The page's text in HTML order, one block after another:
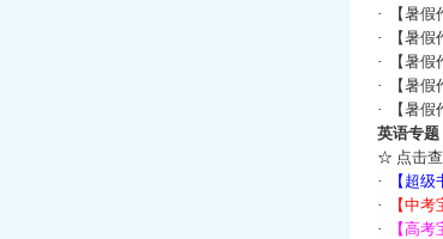
·
【暑
·
【暑
·
【暑
·
【暑
·
【暑
英语专题
☆ 点击
·
【超
·
【中
·
【高